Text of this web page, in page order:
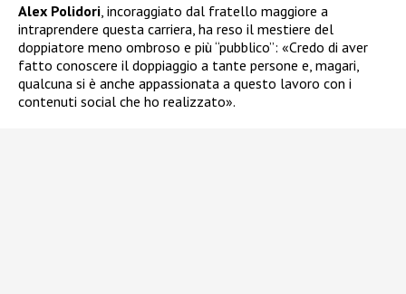
Alex Polidori , incoraggiato dal fratello maggiore a
intraprendere questa carriera, ha reso il mestiere del
doppiatore meno ombroso e più “pubblico”: «Credo di aver
fatto conoscere il doppiaggio a tante persone e, magari,
qualcuna si è anche appassionata a questo lavoro con i
contenuti social che ho realizzato».